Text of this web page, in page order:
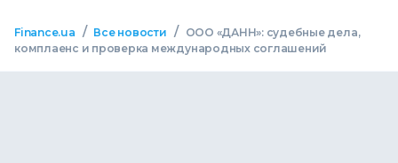
Finance.ua / Все новости /
ООО «ДАНН»: судебные дела,
комплаенс и проверка международных соглашений